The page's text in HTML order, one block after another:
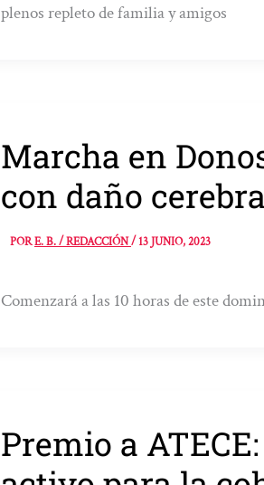
plenos repleto de familia y amigos
Marcha en
con daño
PORE. B. / REDACCIÓN/13 JUNIO, 2023
Comenzará a las 10 horas de este
Premio a